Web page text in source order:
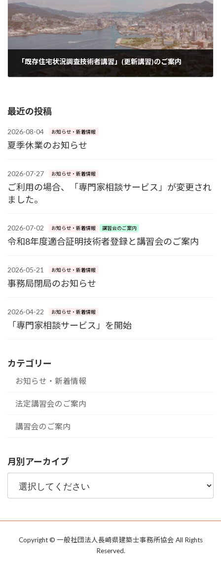
「既存住宅状況調査技術者講習」(更新講習)のご案内
最近の投稿
2026-08-04 お知らせ・新着情報
夏季休業のお知らせ
2026-07-27 お知らせ・新着情報
ご利用の場合、「専門家相談サービス」が変更され
ました。
2026-07-02 お知らせ・新着情報 講習会のご案内
令和8年度適合証明技術者登録と講習会のご案内
2026-05-21 お知らせ・新着情報
事務局閉局のお知らせ
2026-04-22 お知らせ・新着情報
「専門家相談サービス」を開始
カテゴリー
お知らせ・新着情報
法定講習会のご案内
講習会のご案内
月別アーカイブ
Copyright © 一般社団法人長崎県建築士事務所協会 All Rights
Reserved.